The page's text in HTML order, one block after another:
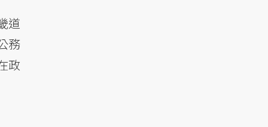
道
務
政